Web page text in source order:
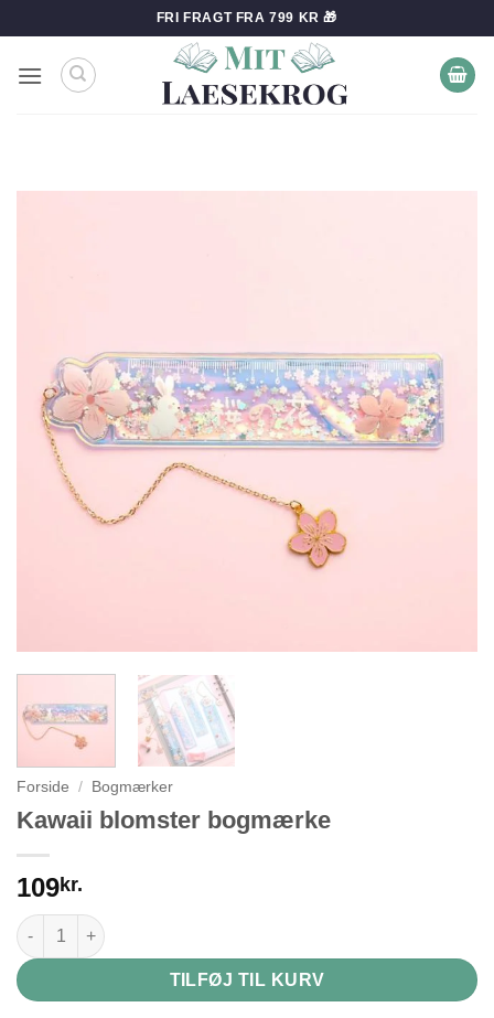
til
indhold
FRI FRAGT FRA 799 KR 🎁
Forside / Bogmærker
Kawaii blomster bogmærke
109kr.
Kawaii blomster bogmærke antal
TILFØJ TIL KURV